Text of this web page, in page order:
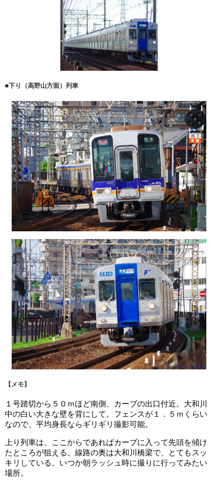
■下り（高野山方面）列車
【メモ】
１号踏切から５０ｍほど南側、カーブの出口付近。大和川
中の白い大きな壁を背にして。フェンスが１．５ｍくらい
なので、平均身長ならギリギリ撮影可能。
上り列車は、ここからであればカーブに入って先頭を傾け
たところが狙える。線路の奥は大和川橋梁で、とてもスッ
キリしている。いつか朝ラッシュ時に撮りに行ってみたい
場所。